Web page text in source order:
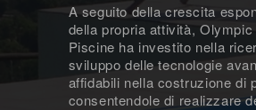
A seguito della crescita
della propria attività, Olympic
Piscine ha investito nella
sviluppo delle tecnologie
affidabili nella costruzione di
consentendole di realizzare